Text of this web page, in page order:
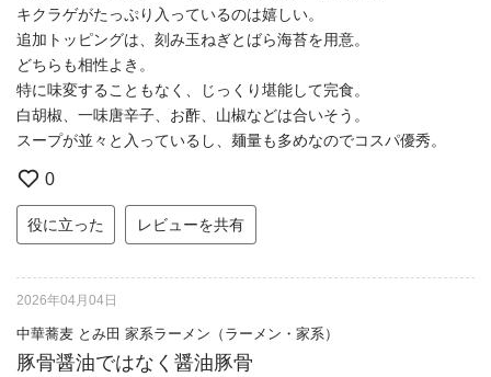
キクラゲがたっぷり入っているのは嬉しい。
追加トッピングは、刻み玉ねぎとばら海苔を用意。
どちらも相性よき。
特に味変することもなく、じっくり堪能して完食。
白胡椒、一味唐辛子、お酢、山椒などは合いそう。
スープが並々と入っているし、麺量も多めなのでコスパ優秀。
0
役に立った レビューを共有
2026年04月04日
中華蕎麦 とみ田 家系ラーメン（ラーメン・家系）
豚骨醤油ではなく醤油豚骨